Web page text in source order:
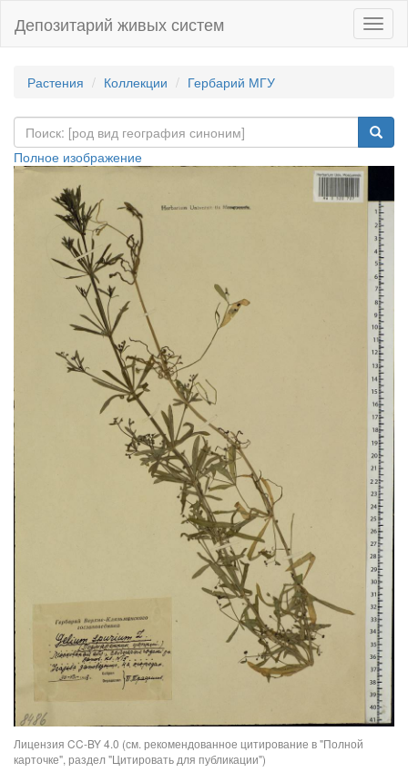
Депозитарий живых систем
Растения Коллекции Гербарий МГУ
Полное изображение
Лицензия CC-BY 4.0 (см. рекомендованное цитирование в "Полной
карточке", раздел "Цитировать для публикации")